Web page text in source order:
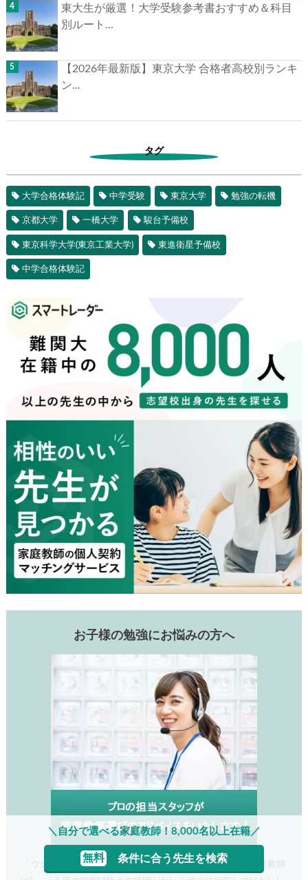
東大生が厳選！大学受験参考書おすすめ＆科目
別ルート...
【2026年最新版】東京大学 合格者高校別ランキ
ン...
タグ
大学合格体験記 中学受験 東京大学 勉強の転機
京都大学 一橋大学 駿台予備校
東京科学大学(東京工業大学) 東進衛星予備校
中学合格体験記
お子様の勉強にお悩みの方へ
「ウチの子、集中力がないけど大丈夫?」「東大に受かる家庭教師
＼自分で選べる家庭教師！8,000名以上在籍／
無料 条件に合う先生を検索